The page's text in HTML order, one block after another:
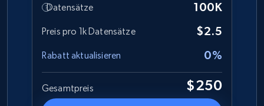
Datensätze 100K
Preis pro 1k Datensätze $2.5
Rabatt aktualisieren 0%
Gesamtpreis $250